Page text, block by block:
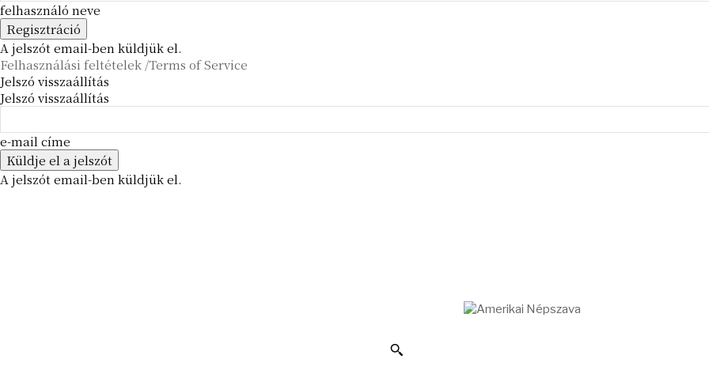
felhasználó neve
A jelszót email-ben küldjük el.
Felhasználási feltételek /Terms of Service
Jelszó visszaállítás
Jelszó visszaállítás
e-mail címe
A jelszót email-ben küldjük el.